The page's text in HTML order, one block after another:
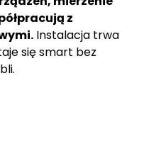
z
Instalacja trwa
się smart bez